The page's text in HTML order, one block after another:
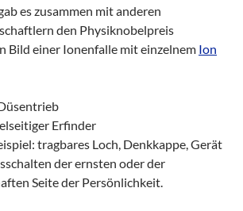
es zusammen mit anderen
den Physiknobelpreis
Bild einer Ionenfalle mit einzelnem Ion
Erfinder
tragbares Loch, Denkkappe, Gerät
der ernsten oder der
Seite der Persönlichkeit.